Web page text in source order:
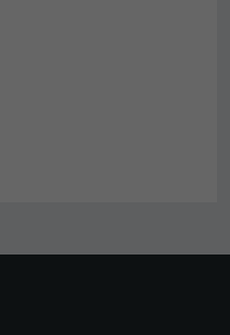
funzionamento